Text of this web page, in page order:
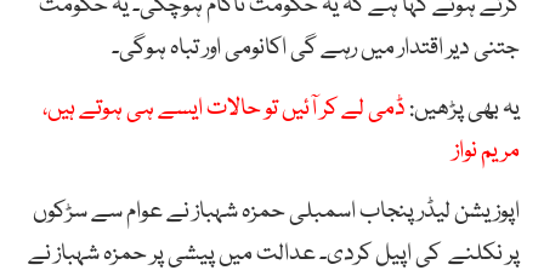
جتنی دیر اقتدار میں رہے گی اکانومی اور تباہ ہوگی۔
یہ بھی پڑھیں:ڈمی لے کر آئیں تو حالات ایسے ہی ہوتے ہیں،
مریم نواز
اپوزیشن لیڈر پنجاب اسمبلی حمزہ شہباز نے عوام سے سڑکوں
پر نکلنے کی اپیل کردی۔ عدالت میں پیشی پر حمزہ شہباز نے